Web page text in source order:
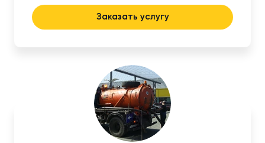
Заказать услугу